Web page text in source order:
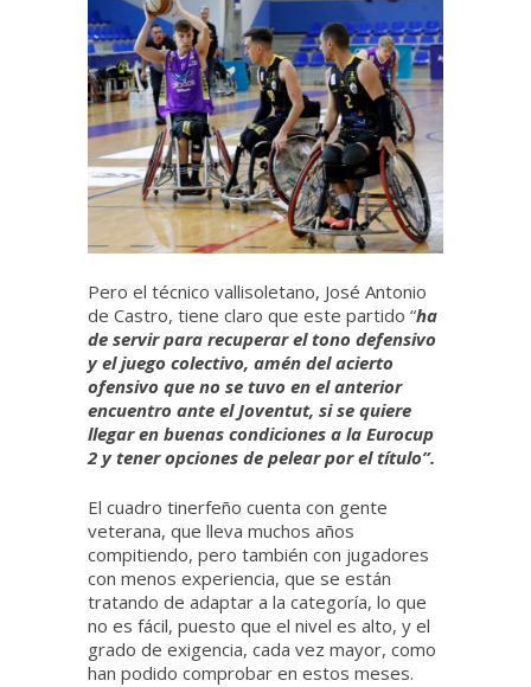
Pero el técnico vallisoletano, José Antonio
de Castro, tiene claro que este partido “ha
de servir para recuperar el tono defensivo
y el juego colectivo, amén del acierto
ofensivo que no se tuvo en el anterior
encuentro ante el Joventut, si se quiere
llegar en buenas condiciones a la Eurocup
2 y tener opciones de pelear por el título”.
El cuadro tinerfeño cuenta con gente
veterana, que lleva muchos años
compitiendo, pero también con jugadores
con menos experiencia, que se están
tratando de adaptar a la categoría, lo que
no es fácil, puesto que el nivel es alto, y el
grado de exigencia, cada vez mayor, como
han podido comprobar en estos meses.